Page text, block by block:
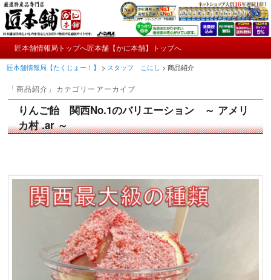
メ
イ
ン
ン
テ
サ
ブ
コ
テ
ン
匠本舗情報局【たくじょー！】
かにやおせちについてのおもしろ情報や興味深い記事をお届けします。
ン
メ
イ
ン
コ
サ
ブ
コ
ン
匠本舗情報局トップへ匠本舗【かに本舗】トップへ
匠本舗情報局【たくじょー！】 > スタッフ こにし >商品紹介
「商品紹介 」カテゴリーアーカイブ
りんご飴 関西No.1のバリエーション ～ アメリ
カ村 .ar ～